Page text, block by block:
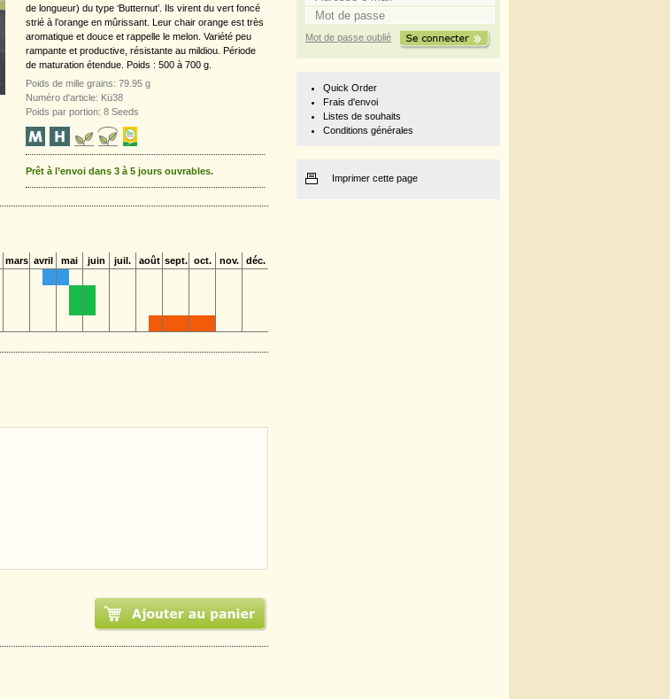
de longueur) du type ‘Butternut’. Ils virent du vert foncé
strié à l’orange en mûrissant. Leur chair orange est très
aromatique et douce et rappelle le melon. Variété peu
rampante et productive, résistante au mildiou. Période
de maturation étendue. Poids : 500 à 700 g.
Poids de mille grains: 79.95 g
Numéro d'article: Kü38
Poids par portion: 8 Seeds
Prêt à l’envoi dans 3 à 5 jours ouvrables.
mars avril mai juin juil. août sept. oct. nov.
déc.
Mot de passe oublié
Quick Order
Frais d'envoi
Listes de souhaits
Conditions générales
Imprimer cette page